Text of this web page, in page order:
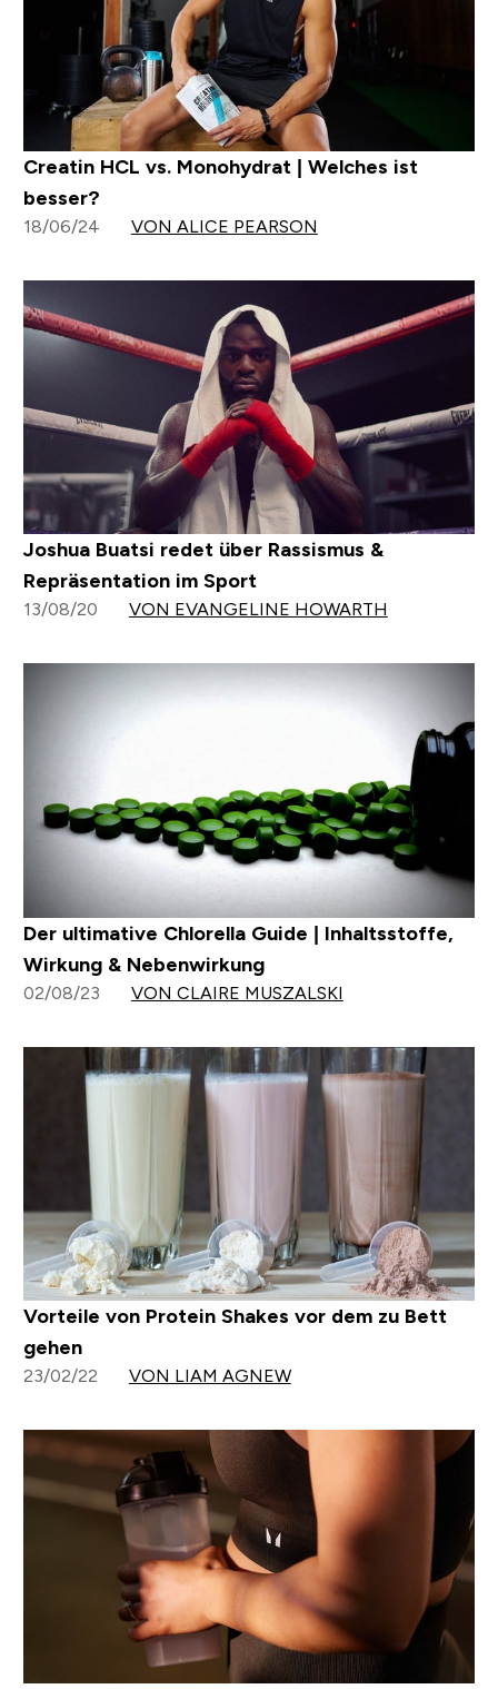
Creatin HCL vs. Monohydrat | Welches ist
besser?
18/06/24 VON ALICE PEARSON
Joshua Buatsi redet über Rassismus &
Repräsentation im Sport
13/08/20 VON EVANGELINE HOWARTH
Der ultimative Chlorella Guide | Inhaltsstoffe,
Wirkung & Nebenwirkung
02/08/23 VON CLAIRE MUSZALSKI
Vorteile von Protein Shakes vor dem zu Bett
gehen
23/02/22 VON LIAM AGNEW